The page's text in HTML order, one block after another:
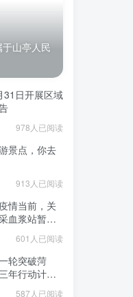
于山亭人民
31日开展区域
978人已阅读
景点，你去
913人已阅读
情当前，关
血浆站暂停
601人已阅读
轮突破菏
年行动计划
587人已阅读